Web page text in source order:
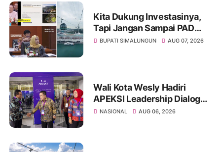
Kita Dukung Investasinya,
Tapi Jangan Sampai PAD
Simalungun yang Jadi
BUPATI SIMALUNGUN AUG 07, 2026
Wali Kota Wesly Hadiri
APEKSI Leadership Dialogue
2026, Perkuat Komitmen
NASIONAL AUG 06, 2026